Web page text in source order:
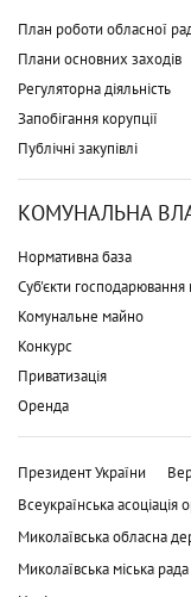
План роботи обласної
Плани основних заходів
Регуляторна діяльність
Запобігання корупції
Публічні закупівлі
КОМУНАЛЬНА
Нормативна база
Суб'єкти господарювання
Комунальне майно
Конкурс
Приватизація
Оренда
Президент України
Всеукраїнська асоціація
Миколаївська обласна
Миколаївська міська рада